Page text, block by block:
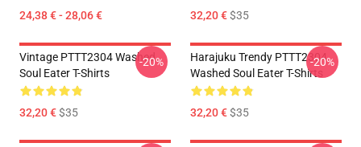
24,38 € - 28,06 € 32,20 €$35
Vintage PTTT2304 Washed
Soul Eater T-Shirts
32,20 €$35
-20%
Harajuku Trendy PTTT2304
Washed Soul Eater T-Shirts
32,20 €$35
-20%